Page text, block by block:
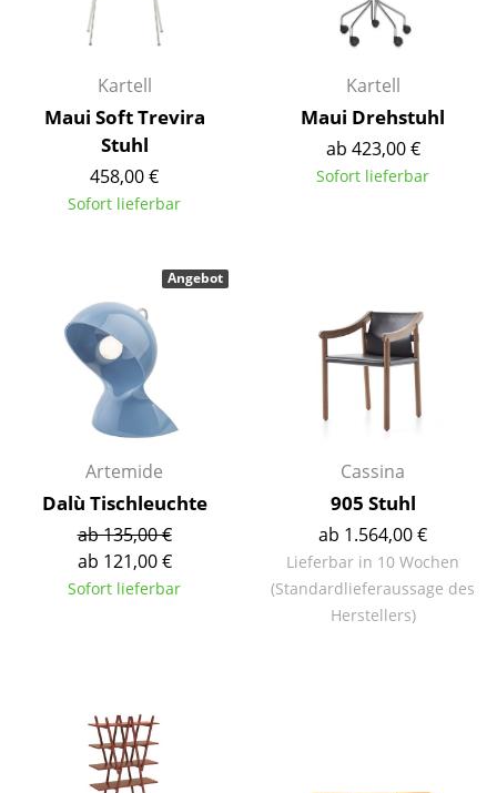
Aufbewahren
Wandregale
Sideboards & Kommoden
Beistell- & Rollcontainer
Barmöbel
Garderoben
Kleinaufbewahrung
... alle Aufbewahrungsmöbel
Hängeleuchten & Deckenleuchten
Stehleuchten & Leseleuchten
Bodenleuchten
Kartell
Maui Soft Trevira
Stuhl
458,00 €
Sofort lieferbar
Kartell
Maui Drehstuhl
ab 423,00 €
Sofort lieferbar
Artemide
Dalù Tischleuchte
ab 135,00 €
ab 121,00 €
Sofort lieferbar
Angebot
Cassina
905 Stuhl
ab 1.564,00 €
Lieferbar in 10 Wochen
(Standardlieferaussage des
Herstellers)